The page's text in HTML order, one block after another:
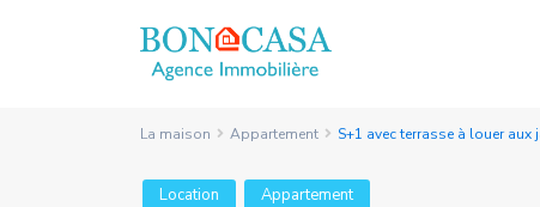
La maison Appartement S+1 avec terrasse à louer
Location Appartement